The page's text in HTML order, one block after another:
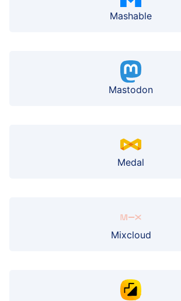
Mashable
Mastodon
Medal
Mixcloud